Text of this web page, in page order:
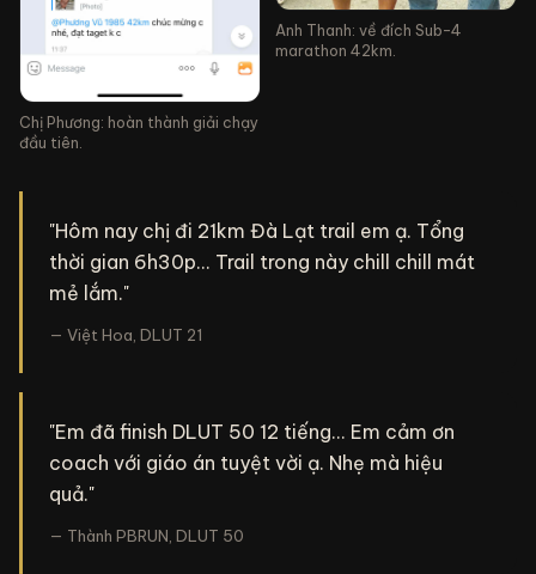
Chị Phương: hoàn thành giải chạy
đầu tiên.
Anh Thanh: về đích Sub-4
marathon 42km.
"Hôm nay chị đi 21km Đà Lạt trail em ạ. Tổng
thời gian 6h30p... Trail trong này chill chill mát
mẻ lắm."
— Việt Hoa, DLUT 21
"Em đã finish DLUT 50 12 tiếng... Em cảm ơn
coach với giáo án tuyệt vời ạ. Nhẹ mà hiệu
quả."
— Thành PBRUN, DLUT 50